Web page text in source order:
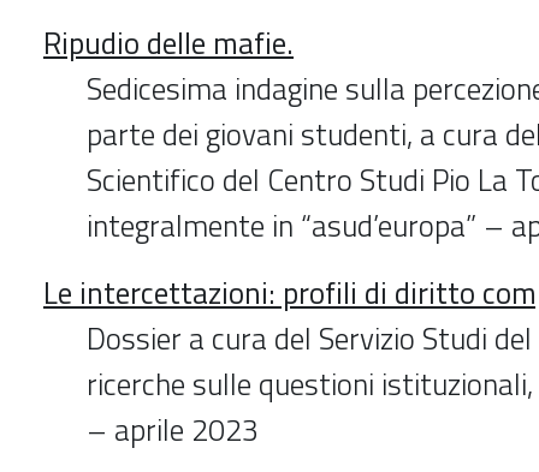
Ripudio delle mafie.
Sedicesima indagine sulla
parte dei giovani studenti, a cura
Scientifico del Centro Studi Pio La
integralmente in “asud’europa” –
Le intercettazioni: profili di diritto
Dossier a cura del Servizio Studi
ricerche sulle questioni
– aprile 2023